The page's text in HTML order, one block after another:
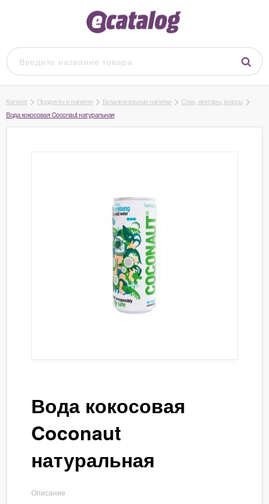
Каталог Продукты и напитки Безалкогольные напитки
Соки, нектары, морсы
Вода кокосовая Coconaut натуральная
Вода кокосовая
Coconaut
натуральная
Описание